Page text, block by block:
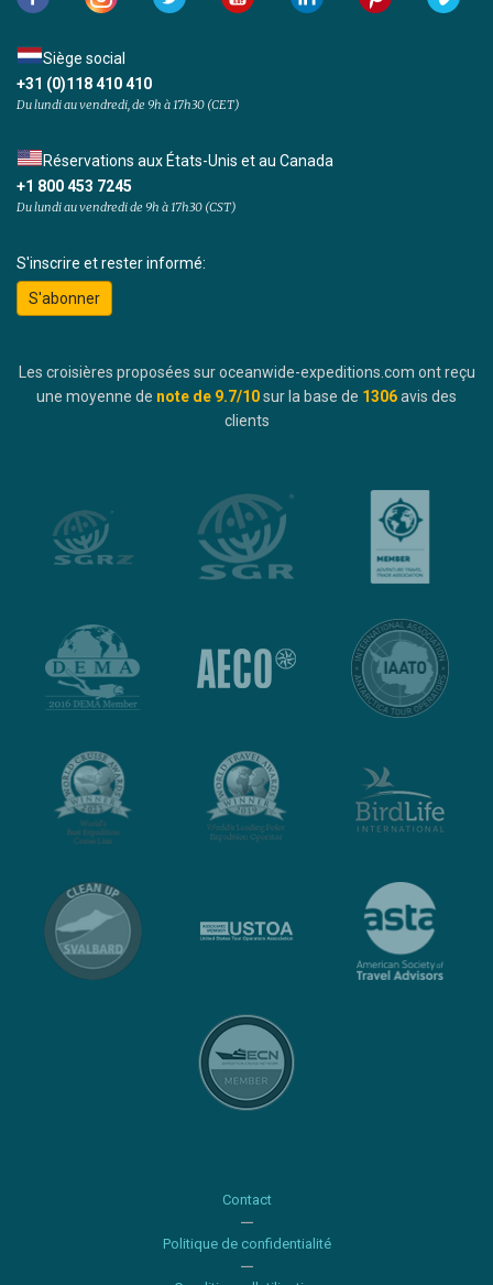
Siège social
+31 (0)118 410 410
Du lundi au vendredi, de 9h à 17h30 (CET)
Réservations aux États-Unis et au Canada
+1 800 453 7245
Du lundi au vendredi de 9h à 17h30 (CST)
S'inscrire et rester informé:
S'abonner
Les croisières proposées sur oceanwide-expeditions.com ont reçu
une moyenne de note de 9.7/10sur la base de 1306avis des
clients
Contact
Politique de confidentialité